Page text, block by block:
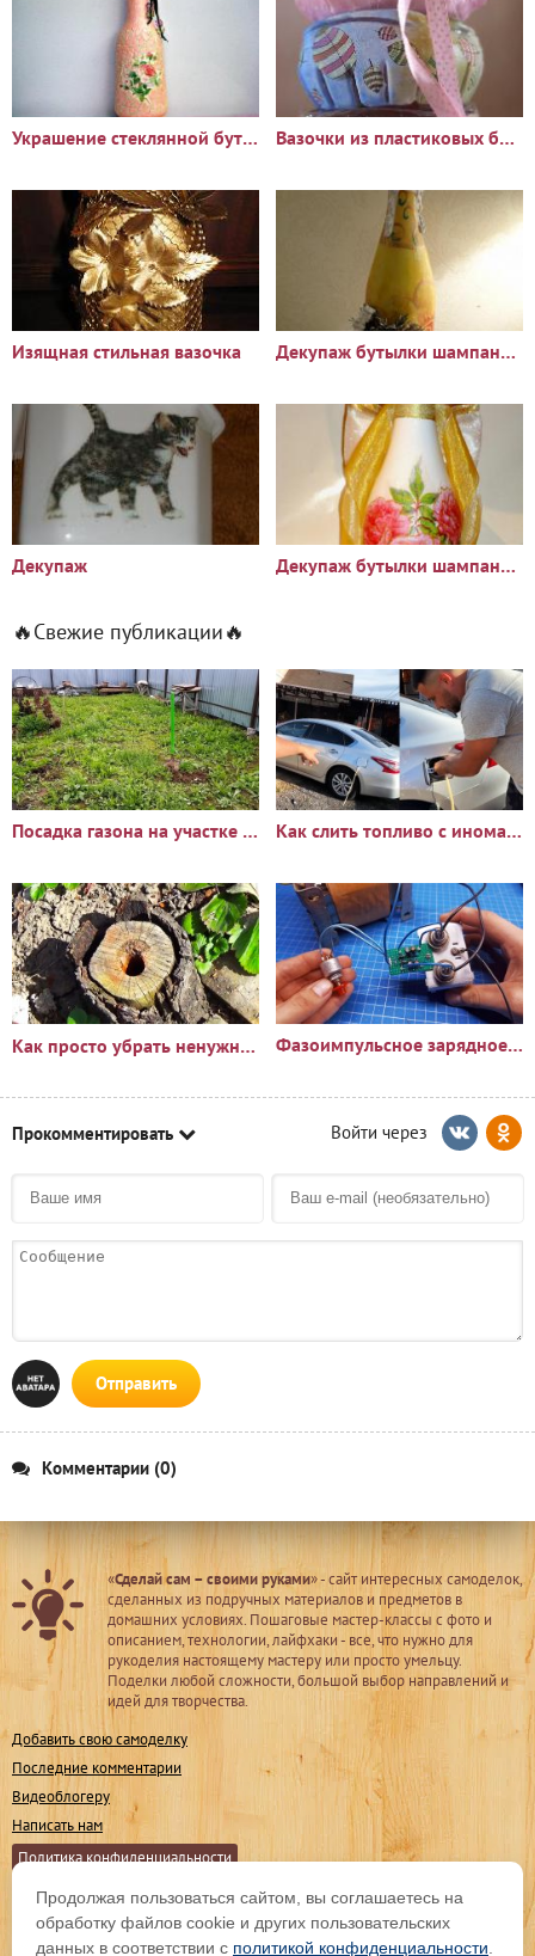
Украшение стеклянной бутылки яичной скорлупы. Вазочки из пластиковых бутылок
Изящная стильная вазочка Декупаж бутылки шампанского своими руками
Декупаж Декупаж бутылки шампанского
🔥Свежие публикации🔥
Посадка газона на участке с сорняками: опыт и результаты Как слить топливо с иномарки через горловину бака
Как просто убрать ненужный пень?🪵 Фазоимпульсное зарядное устройство своими руками
Прокомментировать
Отправить
Комментарии (0)
«Сделай сам – своими руками» - сайт интересных самоделок,
сделанных из подручных материалов и предметов в
домашних условиях. Пошаговые мастер-классы с фото и
описанием, технологии, лайфхаки - все, что нужно для
рукоделия настоящему мастеру или просто умельцу.
Поделки любой сложности, большой выбор направлений и
идей для творчества.
Добавить свою самоделку
Последние комментарии
Видеоблогеру
Написать нам
Политика конфиденциальности
Мы в соц. сетях
Продолжая пользоваться сайтом, вы соглашаетесь на
обработку файлов cookie и других пользовательских
данных в соответствии с политикой конфиденциальности